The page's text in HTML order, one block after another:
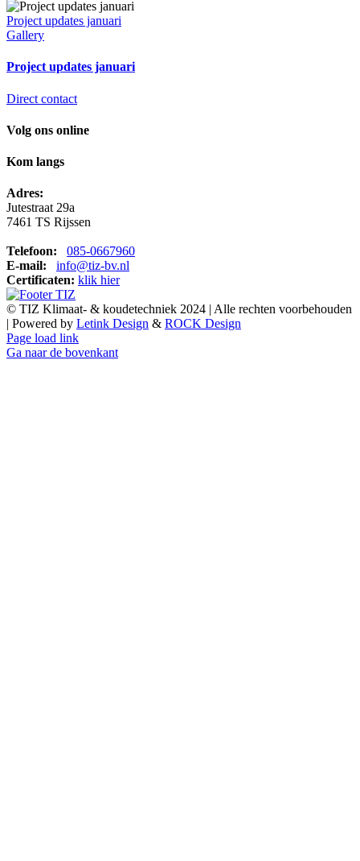
Project updates januari
Gallery
Project updates januari
Direct contact
Volg ons online
Kom langs
Adres:
Jutestraat 29a
7461 TS Rijssen
Telefoon:
085-0667960
E-mail:
info@tiz-bv.nl
Certificaten: klik hier
© TIZ Klimaat- & koudetechniek 2024 | Alle rechten voorbehouden
| Powered by Letink Design & ROCK Design
Page load link
Ga naar de bovenkant